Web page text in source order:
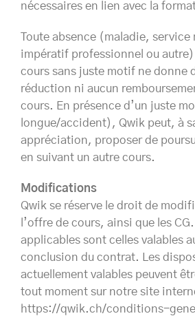
nécessaires en lien avec la
Toute absence (maladie, service
impératif professionnel ou
cours sans juste motif ne donne
réduction ni aucun
cours. En présence d’un juste
longue/accident), Qwik peut, à
appréciation, proposer de
en suivant un autre cours.
Modifications
Qwik se réserve le droit de
l’offre de cours, ainsi que les CG.
applicables sont celles valables
conclusion du contrat. Les
actuellement valables peuvent
tout moment sur notre site
https://qwik.ch/conditions-